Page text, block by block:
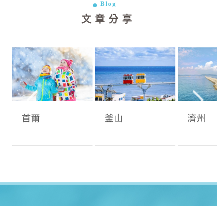
Blog
文章分享
首爾 釜山 濟州